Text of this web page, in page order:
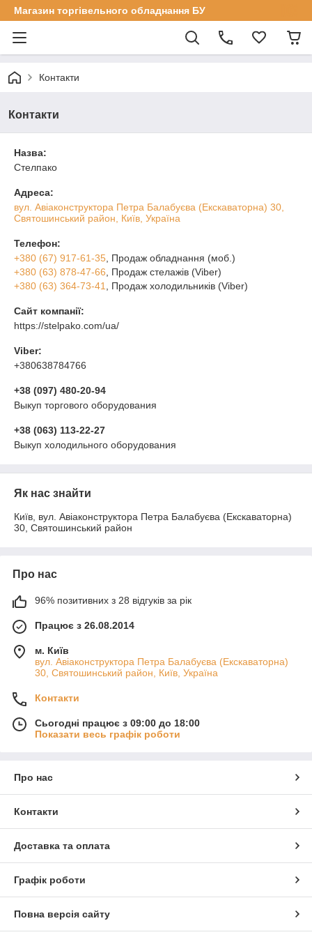
Магазин торгівельного обладнання БУ
Контакти
Контакти
Назва:
Стелпако
Адреса:
вул. Авіаконструктора Петра Балабуєва (Екскаваторна) 30,
Святошинський район, Київ, Україна
Телефон:
+380 (67) 917-61-35 , Продаж обладнання (моб.)
+380 (63) 878-47-66 , Продаж стелажів (Viber)
+380 (63) 364-73-41
, Продаж холодильників (Viber)
Сайт компанії:
https://stelpako.com/ua/
Viber:
+380638784766
+38 (097) 480-20-94
Выкуп торгового оборудования
+38 (063) 113-22-27
Выкуп холодильного оборудования
Як нас знайти
Київ, вул. Авіаконструктора Петра Балабуєва (Екскаваторна)
30, Святошинський район
Про нас
96% позитивних з 28 відгуків за рік
Працює з 26.08.2014
м. Київ
вул. Авіаконструктора Петра Балабуєва (Екскаваторна)
30, Святошинський район, Київ, Україна
Контакти
Сьогодні працює з 09:00 до 18:00
Показати весь графік роботи
Про нас
Контакти
Доставка та оплата
Графік роботи
Повна версія сайту